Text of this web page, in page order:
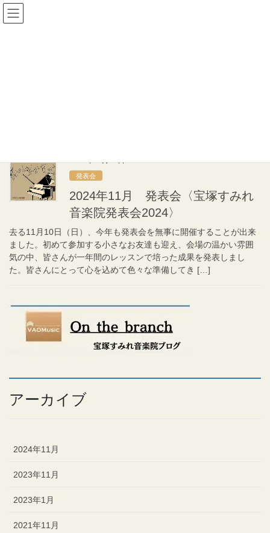
コ
ン
ナ
ビ
発表会
2024年11月 発表会〈宝塚すみれ
音楽院発表会2024〉
去る11月10日（日）、今年も発表会を無事に開催することが出来
ました。初めて参加する小さなお友達も迎え、会場の温かい雰囲
気の中、皆さんが一年間のレッスンで培った成果を発表しまし
た。皆さんにとって心を込めて色々な準備してき […]
アーカイブ
2024年11月
2023年11月
2023年1月
2021年11月